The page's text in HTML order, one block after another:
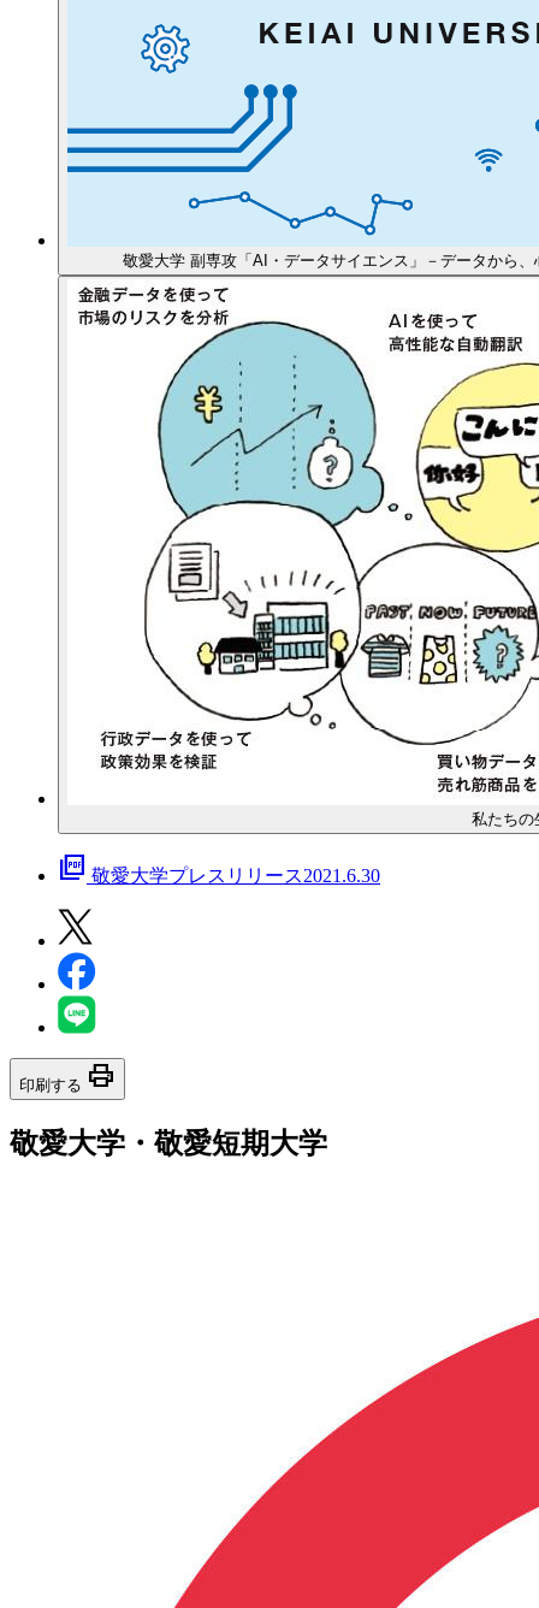
敬愛大学 副専攻「AI・データサイエンス」－データから
私たちの
picture_as_pdf 敬愛大学プレスリリース2021.6.30
印刷する print
敬愛大学・敬愛短期大学